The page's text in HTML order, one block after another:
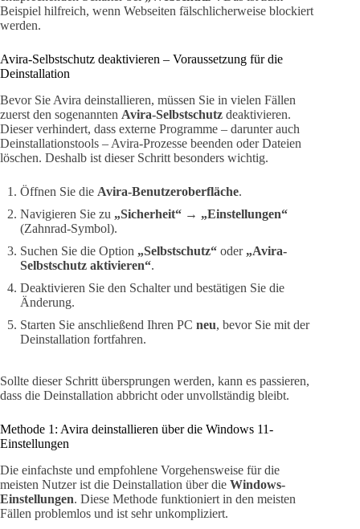
Beispiel hilfreich, wenn Webseiten fälschlicherweise blockiert
werden.
Avira-Selbstschutz deaktivieren – Voraussetzung für die
Deinstallation
Bevor Sie Avira deinstallieren, müssen Sie in vielen Fällen
zuerst den sogenannten Avira-Selbstschutz deaktivieren.
Dieser verhindert, dass externe Programme – darunter auch
Deinstallationstools – Avira-Prozesse beenden oder Dateien
löschen. Deshalb ist dieser Schritt besonders wichtig.
Öffnen Sie die Avira-Benutzeroberfläche.
Navigieren Sie zu „Sicherheit“ → „Einstellungen“
(Zahnrad-Symbol).
Suchen Sie die Option „Selbstschutz“ oder „Avira-
Selbstschutz aktivieren“.
Deaktivieren Sie den Schalter und bestätigen Sie die
Änderung.
Starten Sie anschließend Ihren PC neu, bevor Sie mit der
Deinstallation fortfahren.
Sollte dieser Schritt übersprungen werden, kann es passieren,
dass die Deinstallation abbricht oder unvollständig bleibt.
Methode 1: Avira deinstallieren über die Windows 11-
Einstellungen
Die einfachste und empfohlene Vorgehensweise für die
meisten Nutzer ist die Deinstallation über die Windows-
Einstellungen. Diese Methode funktioniert in den meisten
Fällen problemlos und ist sehr unkompliziert.